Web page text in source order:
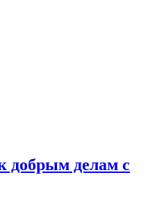
добрым делам с